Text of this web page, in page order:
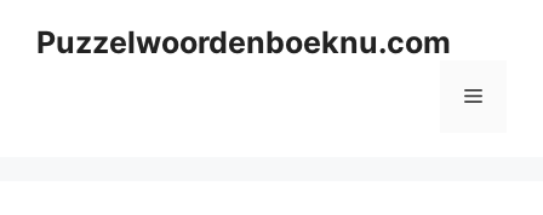
Puzzelwoordenboeknu.com
Menu